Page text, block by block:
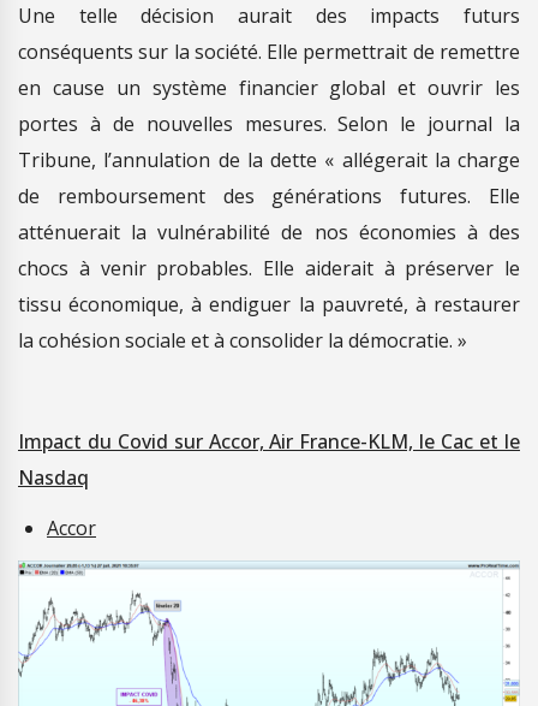
Une telle décision aurait des impacts futurs
conséquents sur la société. Elle permettrait de remettre
en cause un système financier global et ouvrir les
portes à de nouvelles mesures. Selon le journal la
Tribune, l’annulation de la dette « allégerait la charge
de remboursement des générations futures. Elle
atténuerait la vulnérabilité de nos économies à des
chocs à venir probables. Elle aiderait à préserver le
tissu économique, à endiguer la pauvreté, à restaurer
la cohésion sociale et à consolider la démocratie. »
Impact du Covid sur Accor, Air France-KLM, le Cac et le
Nasdaq
Accor